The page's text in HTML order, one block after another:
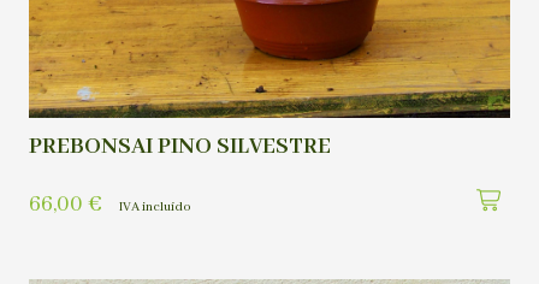
PREBONSAI PINO SILVESTRE
66,00 € IVA incluído